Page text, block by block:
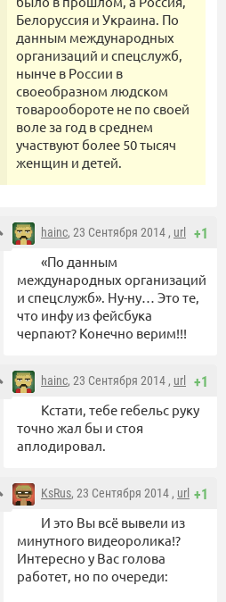
Белоруссия и Украина. По
данным международных
организаций и спецслужб,
нынче в России в
своеобразном людском
товарообороте не по своей
воле за год в среднем
участвуют более 50 тысяч
женщин и детей.
+1
hainc, 23 Сентября 2014 , url
«По данным
международных организаций
и спецслужб». Ну-ну… Это те,
что инфу из фейсбука
черпают? Конечно верим!!!
+1
hainc, 23 Сентября 2014 , url
Кстати, тебе гебельс руку
точно жал бы и стоя
аплодировал.
+1
KsRus, 23 Сентября 2014 , url
И это Вы всё вывели из
минутного видеоролика!?
Интересно у Вас голова
работет, но по очереди: